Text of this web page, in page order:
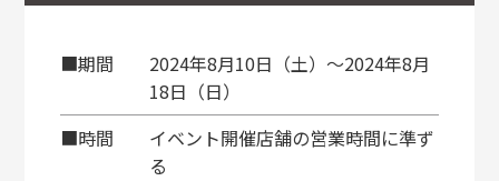
■期間
2024年8月10日（土）〜2024年8月
18日（日）
■時間
イベント開催店舗の営業時間に準ず
る